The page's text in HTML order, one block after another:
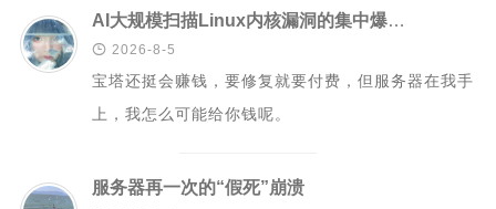
AI大规模扫描Linux内核漏洞的集中爆发，面板报错的系统漏洞看的我心烦
 2026-8-5
宝塔还挺会赚钱，要修复就要付费，但服务器在我手
上，我怎么可能给你钱呢。
服务器再一次的“假死”崩溃
分类